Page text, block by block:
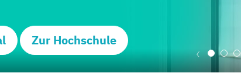
Zur Hochschule